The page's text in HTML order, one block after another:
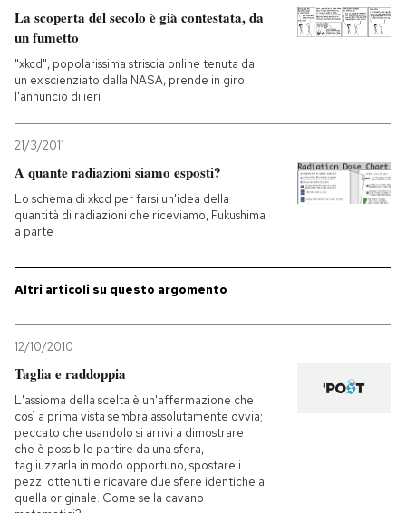
La scoperta del secolo è già contestata, da
un fumetto
"xkcd", popolarissima striscia online tenuta da
un ex scienziato dalla NASA, prende in giro
l'annuncio di ieri
21/3/2011
A quante radiazioni siamo esposti?
Lo schema di xkcd per farsi un'idea della
quantità di radiazioni che riceviamo, Fukushima
a parte
Altri articoli su questo argomento
12/10/2010
Taglia e raddoppia
L'assioma della scelta è un'affermazione che
così a prima vista sembra assolutamente ovvia;
peccato che usandolo si arrivi a dimostrare
che è possibile partire da una sfera,
tagliuzzarla in modo opportuno, spostare i
pezzi ottenuti e ricavare due sfere identiche a
quella originale. Come se la cavano i